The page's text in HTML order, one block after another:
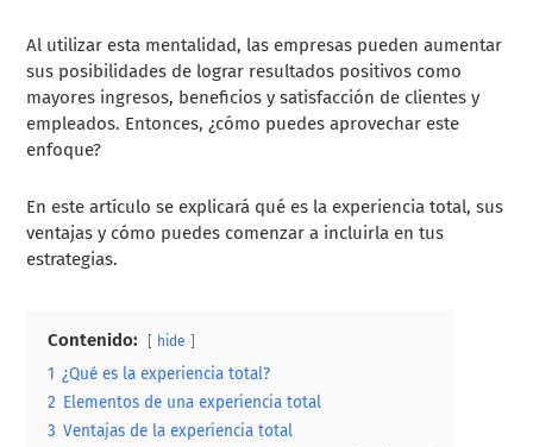
Al utilizar esta mentalidad, las empresas pueden aumentar
sus posibilidades de lograr resultados positivos como
mayores ingresos, beneficios y satisfacción de clientes y
empleados. Entonces, ¿cómo puedes aprovechar este
enfoque?
En este artículo se explicará qué es la experiencia total, sus
ventajas y cómo puedes comenzar a incluirla en tus
estrategias.
Contenido: hide
1 ¿Qué es la experiencia total?
2 Elementos de una experiencia total
3 Ventajas de la experiencia total